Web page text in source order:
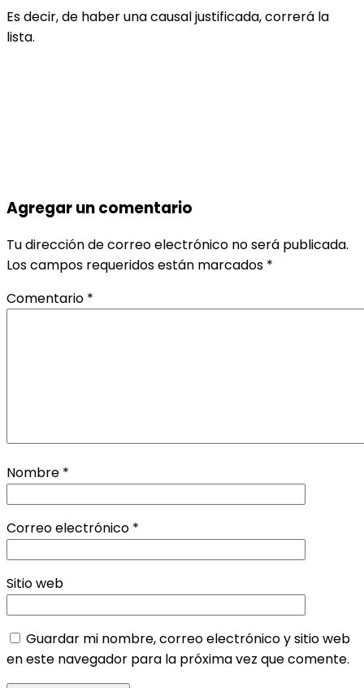
Es decir, de haber una causal justificada, correrá la
lista.
Agregar un comentario
Tu dirección de correo electrónico no será publicada.
Los campos requeridos están marcados *
Comentario *
Nombre *
Correo electrónico *
Sitio web
Guardar mi nombre, correo electrónico y sitio web
en este navegador para la próxima vez que comente.